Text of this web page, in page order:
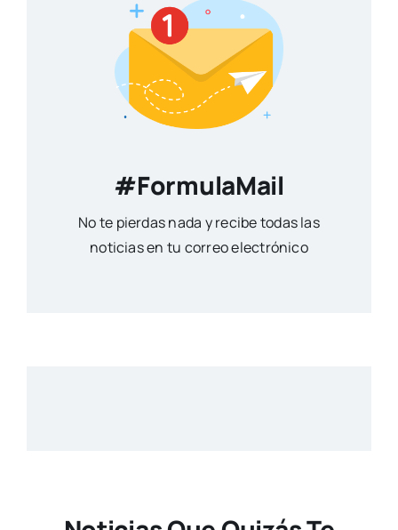
#FormulaMail
No te pierdas nada y recibe todas las
noticias en tu correo electrónico